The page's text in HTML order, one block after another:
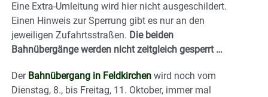
Eine Extra-Umleitung wird hier nicht ausgeschildert.
Einen Hinweis zur Sperrung gibt es nur an den
jeweiligen Zufahrtsstraßen. Die beiden
Bahnübergänge werden nicht zeitgleich gesperrt …
Der Bahnübergang in Feldkirchen wird noch vom
Dienstag, 8., bis Freitag, 11. Oktober, immer mal